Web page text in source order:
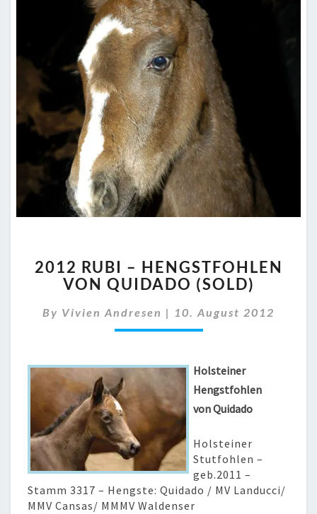
RUBI
–
VON
QUIDADO
2012 RUBI – HENGSTFOHLEN
VON QUIDADO (SOLD)
By Vivien Andresen | 10. August 2012
Holsteiner
Hengstfohlen
von Quidado
Holsteiner
Stutfohlen –
geb.2011 –
Stamm 3317 – Hengste: Quidado / MV Landucci/
MMV Cansas/ MMMV Waldenser